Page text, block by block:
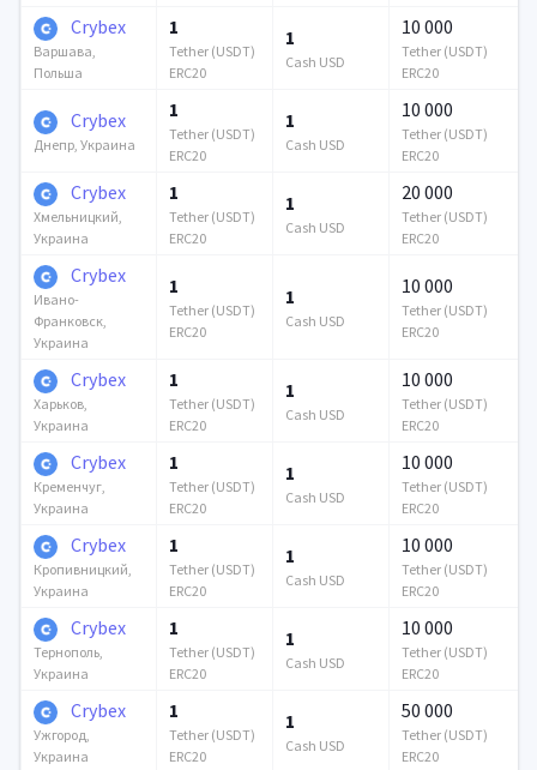
Crybex
Варшава,
Польша
1
Tether (USDT)
ERC20
1
Cash USD
10 000
Tether (USDT)
ERC20
Crybex
Днепр, Украина
1
Tether (USDT)
ERC20
1
Cash USD
10 000
Tether (USDT)
ERC20
Crybex
Хмельницкий,
Украина
1
Tether (USDT)
ERC20
1
Cash USD
20 000
Tether (USDT)
ERC20
Crybex
Ивано-
Франковск,
Украина
1
Tether (USDT)
ERC20
1
Cash USD
10 000
Tether (USDT)
ERC20
Crybex
Харьков,
Украина
1
Tether (USDT)
ERC20
1
Cash USD
10 000
Tether (USDT)
ERC20
Crybex
Кременчуг,
Украина
1
Tether (USDT)
ERC20
1
Cash USD
10 000
Tether (USDT)
ERC20
Crybex
Кропивницкий,
Украина
1
Tether (USDT)
ERC20
1
Cash USD
10 000
Tether (USDT)
ERC20
Crybex
Тернополь,
Украина
1
Tether (USDT)
ERC20
1
Cash USD
10 000
Tether (USDT)
ERC20
Crybex
Ужгород,
Украина
1
Tether (USDT)
ERC20
1
Cash USD
50 000
Tether (USDT)
ERC20